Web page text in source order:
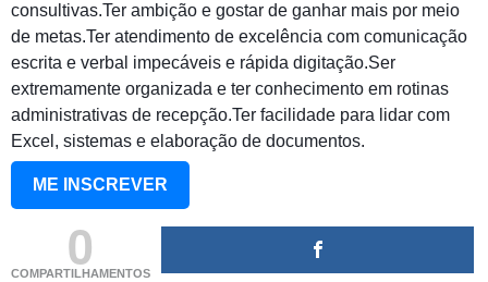
consultivas.Ter ambição e gostar de ganhar mais por meio
de metas.Ter atendimento de excelência com comunicação
escrita e verbal impecáveis e rápida digitação.Ser
extremamente organizada e ter conhecimento em rotinas
administrativas de recepção.Ter facilidade para lidar com
Excel, sistemas e elaboração de documentos.
ME INSCREVER
0
COMPARTILHAMENTOS